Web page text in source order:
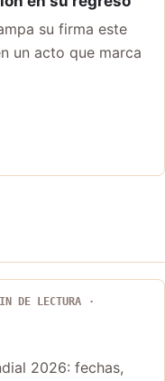
su firma este
un acto que marca
DE LECTURA
2026: fechas,